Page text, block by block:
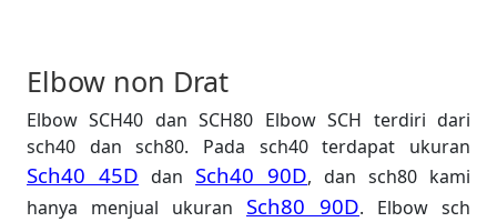
Elbow non Drat
Elbow SCH40 dan SCH80 Elbow SCH terdiri dari
sch40 dan sch80. Pada sch40 terdapat ukuran
Sch40 45D dan Sch40 90D, dan sch80 kami
hanya menjual ukuran Sch80 90D. Elbow sch